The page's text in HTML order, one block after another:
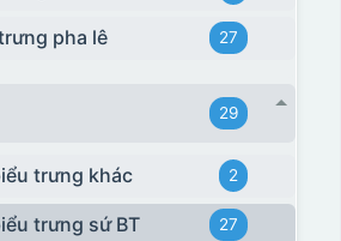
pha lê 27
29
trưng khác 2
trưng sứ BT 27